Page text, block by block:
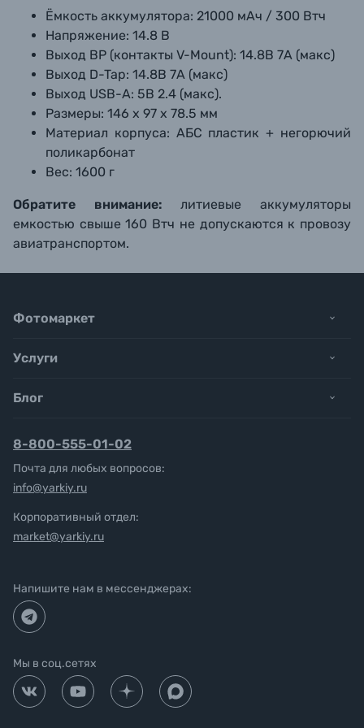
Ёмкость аккумулятора: 21000 мАч / 300 Втч
Напряжение: 14.8 В
Выход BP (контакты V-Mount): 14.8В 7А (макс)
Выход D-Tap: 14.8В 7А (макс)
Выход USB-А: 5В 2.4 (макс).
Размеры: 146 х 97 х 78.5 мм
Материал корпуса: АБС пластик + негорючий
поликарбонат
Вес: 1600 г
Обратите внимание:литиевые аккумуляторы
емкостью свыше 160 Втч не допускаются к провозу
авиатранспортом.
Фотомаркет
Услуги
Блог
8-800-555-01-02
Почта для любых вопросов:
info@yarkiy.ru
Корпоративный отдел:
market@yarkiy.ru
Напишите нам в мессенджерах:
Мы в соц.сетях